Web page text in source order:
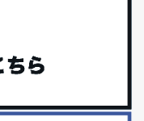
天ふるさと納税」の返
つのこと。
けばアラフィフ、これ
海藻！